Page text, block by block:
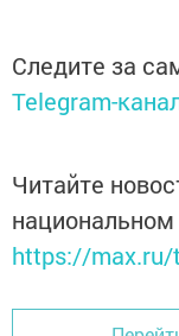
Следите за
Telegram-
Читайте
https://max.ru/